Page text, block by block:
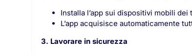
Installa l’app sui dispositivi mobili dei
L’app acquisisce automaticamente
3. Lavorare in sicurezza